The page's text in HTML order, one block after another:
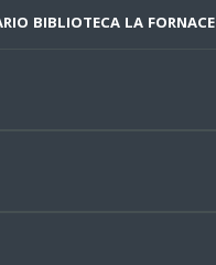
BIBLIOTECA LA FORNACE